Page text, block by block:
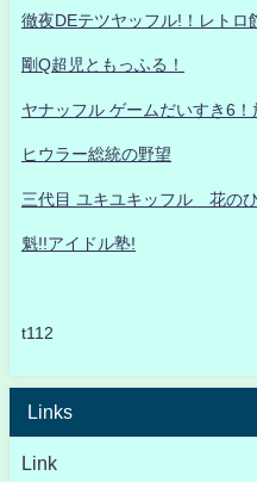
徹夜DEテツヤッフル!！レトロ
剛Q超児ともっふる！
ヤナッフル ゲームだいすき6！
ヒウラー総統の野望
三代目 ユキユキッフル 花のひ
魁!!アイドル塾!
t112
Links
Link